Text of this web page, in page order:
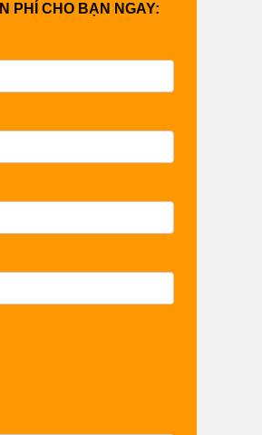
PHÍ CHO BẠN NGAY: